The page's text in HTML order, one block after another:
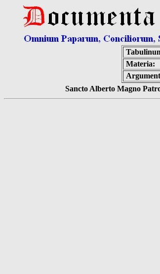
Materia:
Sancto Alberto Magno